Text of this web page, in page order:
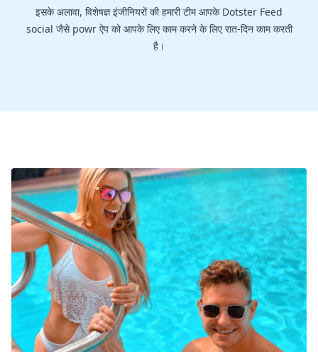
इसके अलावा, विशेषज्ञ इंजीनियरों की हमारी टीम आपके Dotster Feed
social जैसे powr ऐप को आपके लिए काम करने के लिए रात-दिन काम करती
है।